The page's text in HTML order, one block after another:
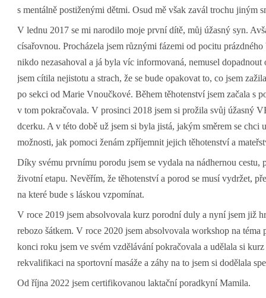
s mentálně postiženými dětmi. Osud mě však zavál trochu jiným
V lednu 2017 se mi narodilo moje první dítě, můj úžasný syn.
císařovnou. Procházela jsem různými fázemi od pocitu
nikdo nezasahoval a já byla víc informovaná, nemusel
jsem cítila nejistotu a strach, že se bude opakovat to, co jsem
po sekci od Marie Vnoučkové. Během těhotenství jsem začala s
v tom pokračovala. V prosinci 2018 jsem si prožila svůj úžasný
dcerku. A v této době už jsem si byla jistá, jakým směrem se
možnosti, jak pomoci ženám zpříjemnit jejich těhotenství a
Díky svému prvnímu porodu jsem se vydala na nádhernou
životní etapu. Nevěřím, že těhotenství a porod se musí vydržet,
na které bude s láskou vzpomínat.
V roce 2019 jsem absolvovala kurz porodní duly a nyní jsem již
rebozo šátkem. V roce 2020 jsem absolvovala workshop na
konci roku jsem ve svém vzdělávání pokračovala a udělala si
rekvalifikaci na sportovní masáže a záhy na to jsem si dodělala
Od října 2022 jsem certifikovanou laktační poradkyní Mamila.